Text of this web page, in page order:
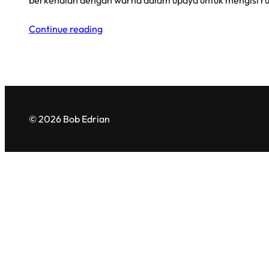
Continue reading
© 2026 Bob Edrian